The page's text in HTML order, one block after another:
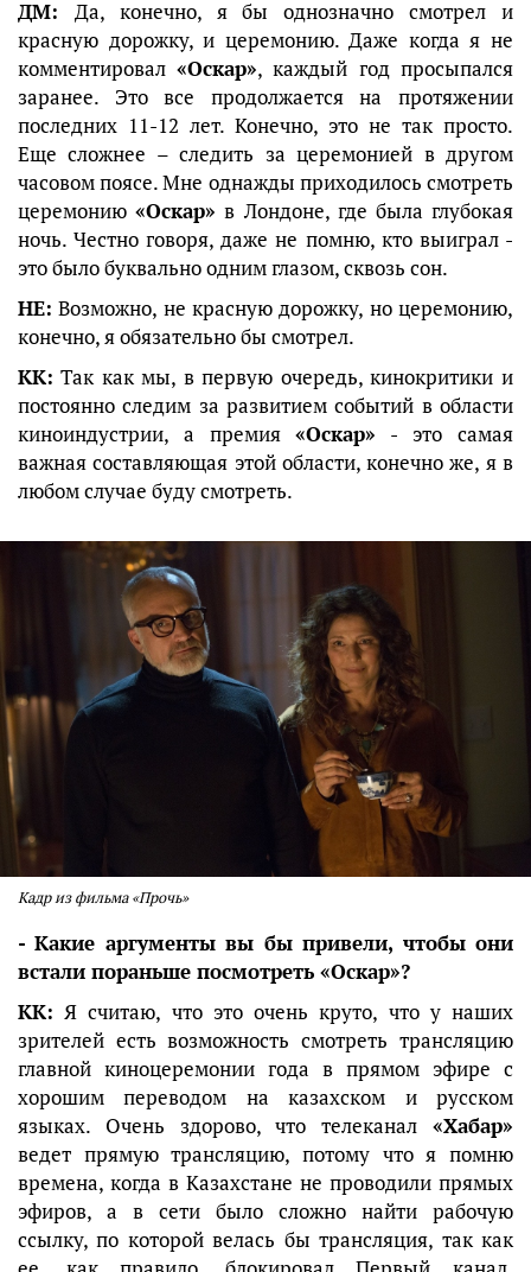
ДМ: Да, конечно, я бы однозначно смотрел и
красную дорожку, и церемонию. Даже когда я не
комментировал«Оскар», каждый год просыпался
заранее. Это все продолжается на протяжении
последних 11-12 лет. Конечно, это не так просто.
Еще сложнее – следить за церемонией в другом
часовом поясе. Мне однажды приходилось смотреть
церемонию«Оскар» в Лондоне, где была глубокая
ночь. Честно говоря, даже не помню, кто выиграл -
это было буквально одним глазом, сквозь сон.
НЕ: Возможно, не красную дорожку, но церемонию,
конечно, я обязательно бы смотрел.
КК: Так как мы, в первую очередь, кинокритики и
постоянно следим за развитием событий в области
киноиндустрии, а премия«Оскар» - это самая
важная составляющая этой области, конечно же, я в
любом случае буду смотреть.
Кадр из фильма «Прочь»
- Какие аргументы вы бы привели, чтобы они
встали пораньше посмотреть «Оскар»?
КК: Я считаю, что это очень круто, что у наших
зрителей есть возможность смотреть трансляцию
главной киноцеремонии года в прямом эфире с
хорошим переводом на казахском и русском
языках. Очень здорово, что телеканал «Хабар»
ведет прямую трансляцию, потому что я помню
времена, когда в Казахстане не проводили прямых
эфиров, а в сети было сложно найти рабочую
ссылку, по которой велась бы трансляция, так как